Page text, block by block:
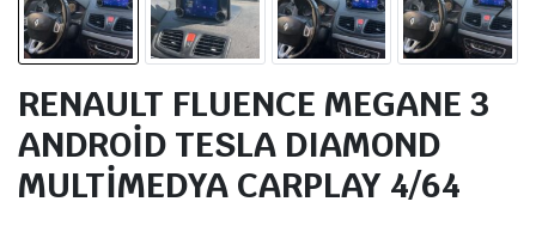
RENAULT FLUENCE MEGANE 3
ANDROİD TESLA DIAMOND
MULTİMEDYA CARPLAY 4/64